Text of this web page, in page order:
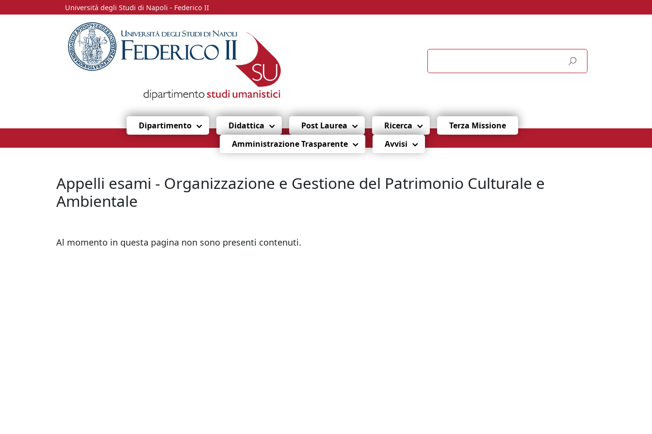
Università degli Studi di Napoli - Federico II
Dipartimento Didattica Post Laurea Ricerca
Terza Missione
Amministrazione Trasparente
Avvisi
Appelli esami - Organizzazione e Gestione del Patrimonio Culturale e
Ambientale
Al momento in questa pagina non sono presenti contenuti.